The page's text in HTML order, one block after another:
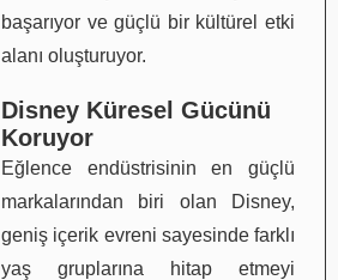
başarıyor ve güçlü bir kültürel etki
alanı oluşturuyor.
Disney Küresel Gücünü
Koruyor
Eğlence endüstrisinin en güçlü
markalarından biri olan Disney,
geniş içerik evreni sayesinde farklı
yaş gruplarına hitap etmeyi